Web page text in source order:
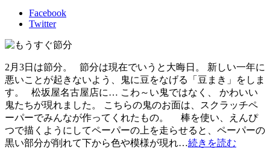
Facebook
Twitter
2月3日は節分。 節分は現在でいうと大晦日。 新しい一年に
悪いことが起きないよう、鬼に豆をなげる「豆まき」をしま
す。 松坂屋名古屋店に… こわ～い鬼ではなく、 かわいい
鬼たちが現れました。 こちらの鬼のお面は、スクラッチペ
ーパーでみんなが作ってくれたもの。 棒を使い、えんぴ
つで描くようにしてペーパーの上を走らせると、ペーパーの
黒い部分が削れて下から色や模様が現れ…続きを読む